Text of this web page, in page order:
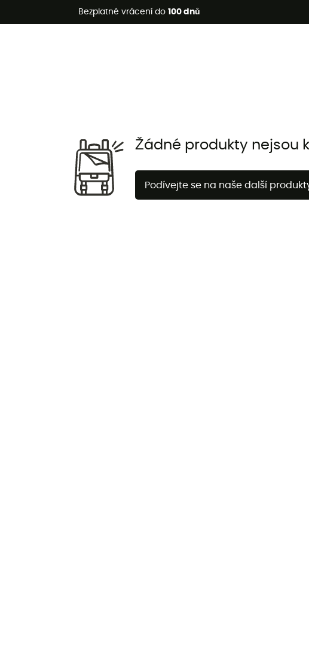
Bezplatné vrácení do 100 dnů
Letní akce 🔥 -5 % EXTRA při nákupu 2 produktů* s kódem Summer5
Žádné produkty nejsou
Podívejte se na naše další